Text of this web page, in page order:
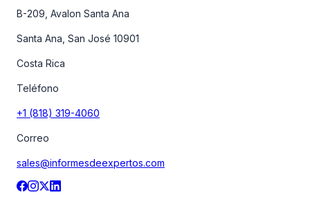
B-209, Avalon Santa Ana
Santa Ana, San José 10901
Costa Rica
Teléfono
+1 (818) 319-4060
Correo
sales@informesdeexpertos.com